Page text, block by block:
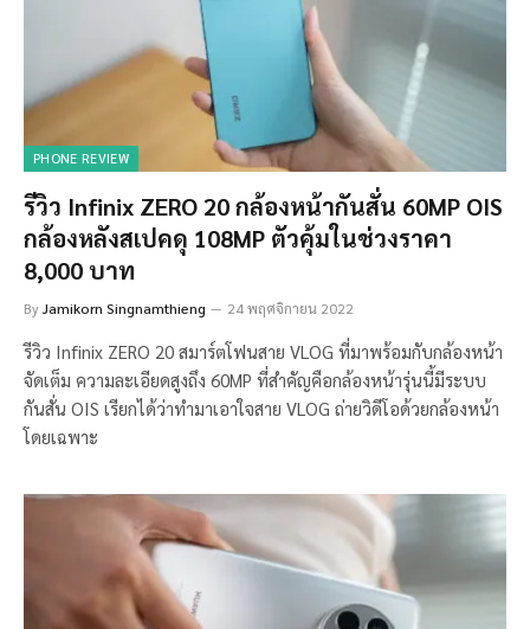
PHONE REVIEW
รีวิว Infinix ZERO 20 กล้องหน้ากันสั่น 60MP OIS
กล้องหลังสเปคดุ 108MP ตัวคุ้มในช่วงราคา
8,000 บาท
ByJamikorn Singnamthieng 24 พฤศจิกายน 2022
รีวิว Infinix ZERO 20 สมาร์ตโฟนสาย VLOG ที่มาพร้อมกับกล้องหน้า
จัดเต็ม ความละเอียดสูงถึง 60MP ที่สำคัญคือกล้องหน้ารุ่นนี้มีระบบ
กันสั่น OIS เรียกได้ว่าทำมาเอาใจสาย VLOG ถ่ายวิดีโอด้วยกล้องหน้า
โดยเฉพาะ